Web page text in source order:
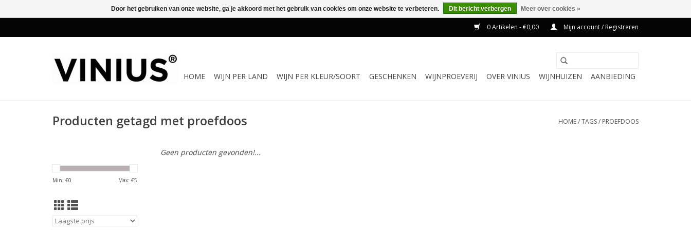
0 Artikelen - €0,00 Mijn account / Registreren
HOME WIJN PER LAND WIJN PER KLEUR/SOORT GESCHENKEN WIJNPROEVERIJ OVER VINIUS WIJNHUIZEN AANBIEDING
Producten getagd met proefdoos HOME/TAGS/ PROEFDOOS
Min: €0 Max: €5
Geen producten gevonden!...
Door het gebruiken van onze website, ga je akkoord met het gebruik van cookies om onze website te verbeteren. Dit bericht verbergen Meer over cookies »